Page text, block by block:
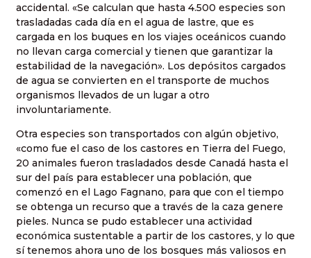
accidental. «Se calculan que hasta 4.500 especies son
trasladadas cada día en el agua de lastre, que es
cargada en los buques en los viajes oceánicos cuando
no llevan carga comercial y tienen que garantizar la
estabilidad de la navegación». Los depósitos cargados
de agua se convierten en el transporte de muchos
organismos llevados de un lugar a otro
involuntariamente.
Otra especies son transportados con algún objetivo,
«como fue el caso de los castores en Tierra del Fuego,
20 animales fueron trasladados desde Canadá hasta el
sur del país para establecer una población, que
comenzó en el Lago Fagnano, para que con el tiempo
se obtenga un recurso que a través de la caza genere
pieles. Nunca se pudo establecer una actividad
económica sustentable a partir de los castores, y lo que
sí tenemos ahora uno de los bosques más valiosos en